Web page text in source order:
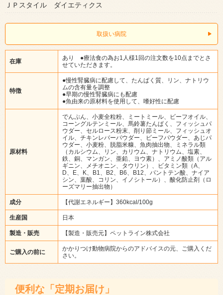
ＪＰスタイル ダイエティクス
取扱い病院
在庫
あり ●療法食の為お1人様1回の注文数を10点までとさ
せていただきます。
特徴
●慢性腎臓病に配慮して、たんぱく質、リン、ナトリウ
ムの含有量を調整
●早期の慢性腎臓病にも配慮
●魚由来の原材料を使用して、嗜好性に配慮
原材料
でんぷん、小麦全粒粉、ミートミール、ビーフオイル、
コーングルテンミール、馬鈴薯たんぱく、フィッシュパ
ウダー、セルロース粉末、削り節ミール、フィッシュオ
イル、チキンレバーパウダー、ビーフパウダー、あじパ
ウダー、小麦粉、脱脂米糠、魚肉抽出物、ミネラル類
（カルシウム、リン、カリウム、ナトリウム、塩素、
鉄、銅、マンガン、亜鉛、ヨウ素）、アミノ酸類（アル
ギニン、メチオニン、タウリン）、ビタミン類（A、
D、E、K、B1、B2、B6、B12、パントテン酸、ナイア
シン、葉酸、コリン、イノシトール）、酸化防止剤（ロ
ーズマリー抽出物）
成分 【代謝エネルギー】360kcal/100g
生産国 日本
製造・販売 【製造・販売元】ペットライン株式会社
ご購入の前に
かかりつけ動物病院からのアドバイスの元、ご購入くだ
さい。
便利な「定期お届け」